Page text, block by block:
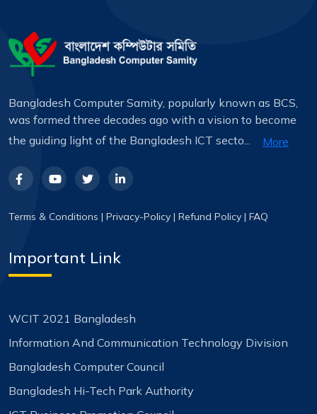
Bangladesh Computer Samity, popularly known as BCS,
was formed three decades ago with a vision to become
the guiding light of the Bangladesh ICT secto...
More
Terms & Conditions | Privacy-Policy | Refund Policy | FAQ
Important Link
WCIT 2021 Bangladesh
Information And Communication Technology Division
Bangladesh Computer Council
Bangladesh Hi-Tech Park Authority